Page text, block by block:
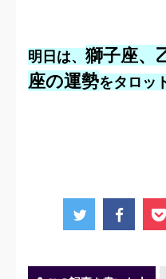
明日は、 獅子座、
座の運勢をタロッ